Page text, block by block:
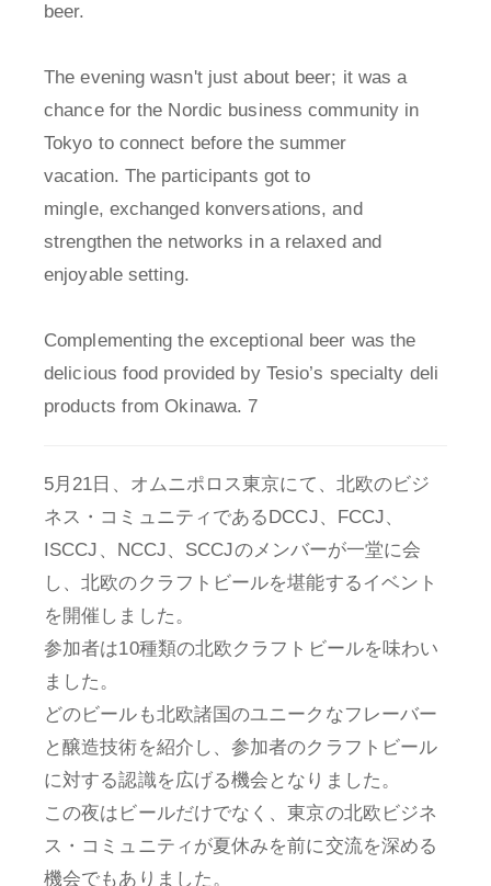
beer.
The evening wasn't just about beer; it was a
chance for the Nordic business community in
Tokyo to connect before the summer
vacation. The participants got to
mingle, exchanged konversations, and
strengthen the networks in a relaxed and
enjoyable setting.
Complementing the exceptional beer was the
delicious food provided by Tesio’s specialty deli
products from Okinawa. 7
5月21日、オムニポロス東京にて、北欧のビジ
ネス・コミュニティであるDCCJ、FCCJ、
ISCCJ、NCCJ、SCCJのメンバーが一堂に会
し、北欧のクラフトビールを堪能するイベント
を開催しました。
参加者は10種類の北欧クラフトビールを味わい
ました。
どのビールも北欧諸国のユニークなフレーバー
と醸造技術を紹介し、参加者のクラフトビール
に対する認識を広げる機会となりました。
この夜はビールだけでなく、東京の北欧ビジネ
ス・コミュニティが夏休みを前に交流を深める
機会でもありました。